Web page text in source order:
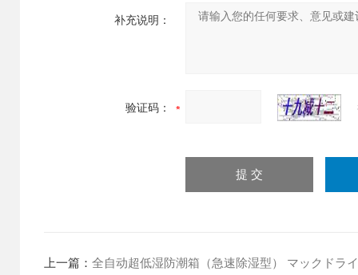
补充说明：
验证码：
上一篇： 全自动超低湿防潮箱（急速除湿型） マックドラ